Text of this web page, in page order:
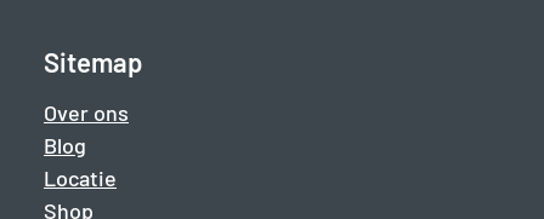
Sitemap
Over ons
Blog
Locatie
Shop